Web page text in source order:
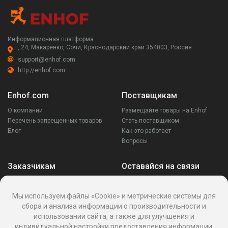
Информационная платформа
, 24, Макаренко, Сочи, Краснодарский край 354003, Россия
support@enhof.com
http://enhof.com
Enhof.com
О компании
Перечень запрещенных товаров
Блог
Поставщикам
Размещайте товары на Enhof
Стать поставщиком
Как это работает
Вопросы
Заказчикам
Написать поставщику
Оставайся на связи
Мы используем файлы «Cookie» и метрические системы для
сбора и анализа информации о производительности и
использовании сайта, а также для улучшения и